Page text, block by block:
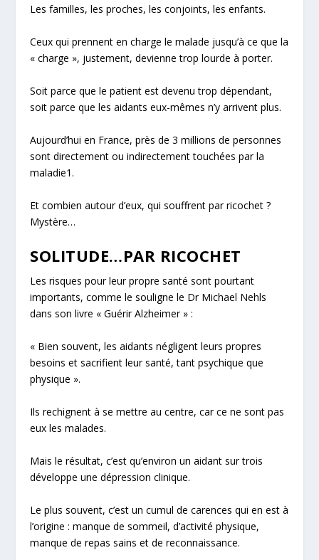
Les familles, les proches, les conjoints, les enfants.
Ceux qui prennent en charge le malade jusqu’à ce que la
« charge », justement, devienne trop lourde à porter.
Soit parce que le patient est devenu trop dépendant,
soit parce que les aidantseux-mêmes n’y arrivent plus.
Aujourd’hui en France, près de 3 millions de personnes
sont directement ou indirectement touchées par la
maladie1.
Et combien autour d’eux, qui souffrent par ricochet ?
Mystère…
SOLITUDE…PAR RICOCHET
Les risques pour leur propre santé sont pourtant
importants, comme le souligne le Dr Michael Nehls
dans son livre « Guérir Alzheimer » :
« Bien souvent,les aidants négligent leurs propres
besoins et sacrifient leur santé, tant psychique que
physique ».
Ils rechignent à se mettre au centre, car ce ne sont pas
eux les malades.
Mais le résultat, c’est qu’environ un aidant sur trois
développe une dépression clinique.
Le plus souvent, c’est un cumul de carences qui en est à
l’origine : manque de sommeil, d’activité physique,
manque de repas sains et de reconnaissance.